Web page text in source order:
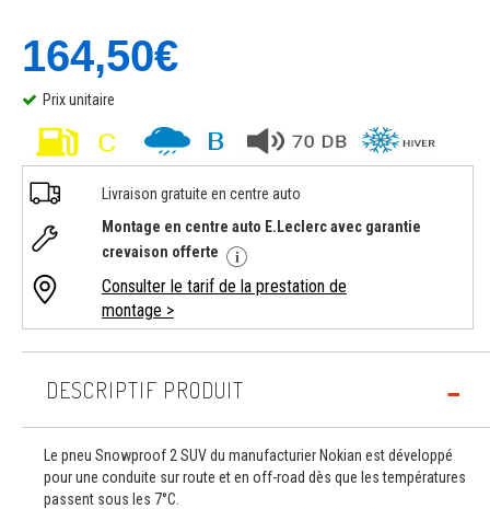
164,50€
Prix unitaire
Livraison gratuite en centre auto
Montage en centre auto E.Leclerc avec garantie
crevaison offerte
Consulter le tarif de la prestation de
montage >
DESCRIPTIF PRODUIT
Le pneu Snowproof 2 SUV du manufacturier Nokian est développé
pour une conduite sur route et en off-road dès que les températures
passent sous les 7°C.